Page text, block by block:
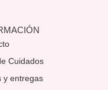
Cuidados
y entregas